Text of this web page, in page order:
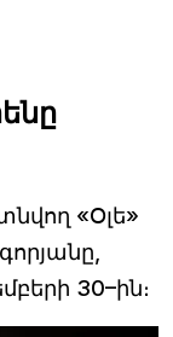
«Օլե»
30–ին։